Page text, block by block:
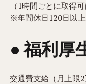
（1時間ごとに取得
※年間休日120日以上
● 福利厚
交通費支給（月上限